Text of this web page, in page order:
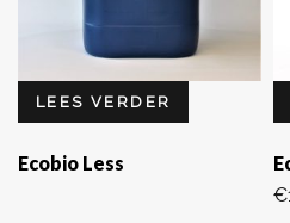
LEES VERDER
Ecobio Less
€